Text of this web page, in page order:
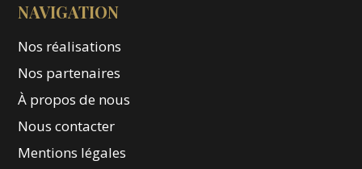
NAVIGATION
Nos réalisations
Nos partenaires
À propos de nous
Nous contacter
Mentions légales